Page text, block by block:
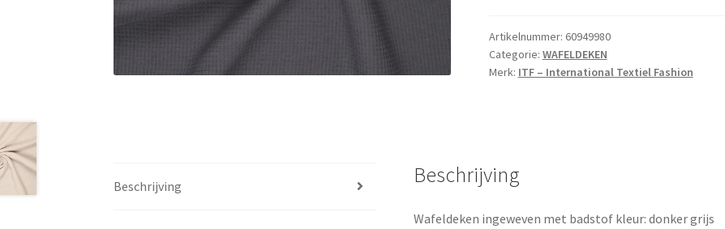
Artikelnummer: 60949980
Categorie: WAFELDEKEN
Merk: ITF – International Textiel Fashion
Beschrijving Beschrijving
Wafeldeken ingeweven met badstof kleur: donker grijs